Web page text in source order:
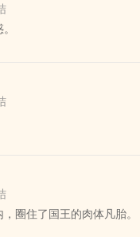
心神固然切愿，但肉体却
的小女孩的故事。
，一切都尚显正常。
- 完结
有可能拒绝承认；此封面
的真实品味。
圈住了国王的肉体凡胎。